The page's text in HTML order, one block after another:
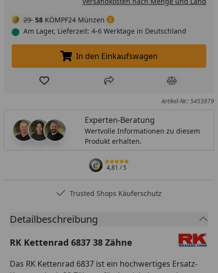
29 58 KÖMPF24 Münzen
Am Lager, Lieferzeit: 4-6 Werktage in Deutschland
In den Einkaufswagen legen
In den Einkaufswagen
Produkt zur Wunschliste hinzufügen
Teilen Produkt
Artikel-Nr.: 5453979
Experten-Beratung
Wertvolle Informationen zu diesem
Produkt erhalten.
4,81/ 5
Trusted Shops Käuferschutz
Detailbeschreibung
RK Kettenrad 6837 38 Zähne
Das RK Kettenrad 6837 ist ein hochwertiges Ersatz-